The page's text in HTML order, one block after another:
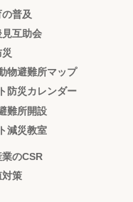
普及
互助会
物避難所マップ
防災カレンダー
難所開設
減災教室
のCSR
策